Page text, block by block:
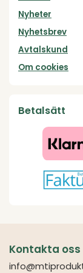
Nyheter
Nyhetsbrev
Avtalskund
Om cookies
Betalsätt
Kontakta oss